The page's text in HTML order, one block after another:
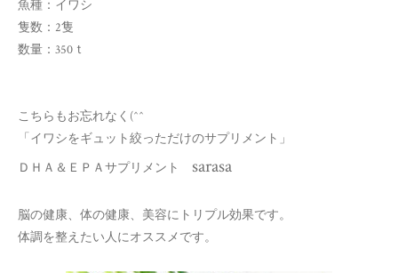
魚種：イワシ
隻数：2隻
数量：350ｔ
こちらもお忘れなく(^^ゞ
「イワシをギュット絞っただけのサプリメント」
ＤＨＡ＆ＥＰＡサプリメント sarasa
脳の健康、体の健康、美容にトリプル効果です。
体調を整えたい人にオススメです。